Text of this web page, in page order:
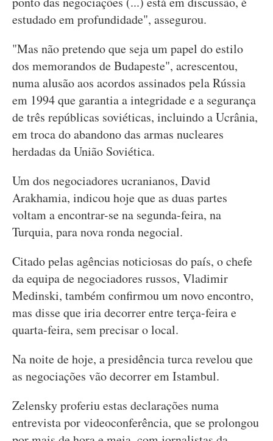
estudado em profundidade", assegurou.
"Mas não pretendo que seja um papel do estilo
dos memorandos de Budapeste", acrescentou,
numa alusão aos acordos assinados pela Rússia
em 1994 que garantia a integridade e a segurança
de três repúblicas soviéticas, incluindo a Ucrânia,
em troca do abandono das armas nucleares
herdadas da União Soviética.
Um dos negociadores ucranianos, David
Arakhamia, indicou hoje que as duas partes
voltam a encontrar-se na segunda-feira, na
Turquia, para nova ronda negocial.
Citado pelas agências noticiosas do país, o chefe
da equipa de negociadores russos, Vladimir
Medinski, também confirmou um novo encontro,
mas disse que iria decorrer entre terça-feira e
quarta-feira, sem precisar o local.
Na noite de hoje, a presidência turca revelou que
as negociações vão decorrer em Istambul.
Zelensky proferiu estas declarações numa
entrevista por videoconferência, que se prolongou